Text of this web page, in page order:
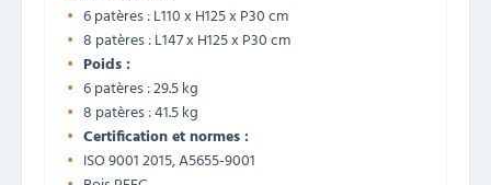
6 patères : L110 x H125 x P30 cm
8 patères : L147 x H125 x P30 cm
Poids :
6 patères : 29.5 kg
8 patères : 41.5 kg
Certification et normes :
ISO 9001 2015, A5655-9001